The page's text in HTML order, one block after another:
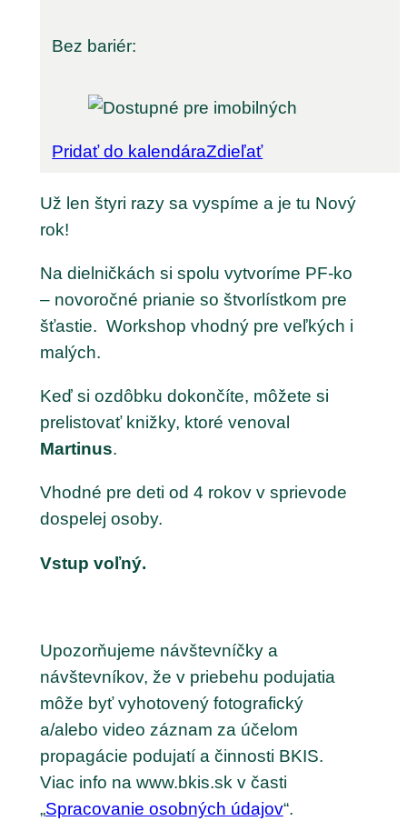
Bez bariér:
Pridať do kalendáraZdieľať
Už len štyri razy sa vyspíme a je tu Nový
rok!
Na dielničkách si spolu vytvoríme PF-ko
– novoročné prianie so štvorlístkom pre
šťastie. Workshop vhodný pre veľkých i
malých.
Keď si ozdôbku dokončíte, môžete si
prelistovať knižky, ktoré venoval
Martinus.
Vhodné pre deti od 4 rokov v sprievode
dospelej osoby.
Vstup voľný.
Upozorňujeme návštevníčky a
návštevníkov, že v priebehu podujatia
môže byť vyhotovený fotografický
a/alebo video záznam za účelom
propagácie podujatí a činnosti BKIS.
Viac info na www.bkis.sk v časti
„Spracovanie osobných údajov“.